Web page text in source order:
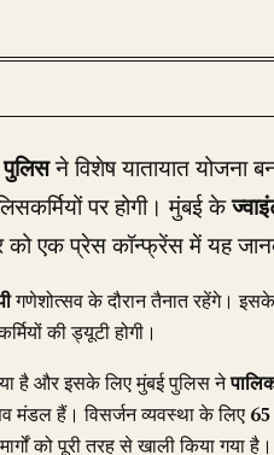
ने विशेष यातायात योजना
पर होगी। मुंबई के
को एक प्रेस कॉन्फ्रेंस में यह
गणेशोत्सव के दौरान तैनात रहेंगे।
की ड्यूटी होगी।
है और इसके लिए मुंबई पुलिस ने
मंडल हैं। विसर्जन व्यवस्था के लिए 65
को पूरी तरह से खाली किया गया है।